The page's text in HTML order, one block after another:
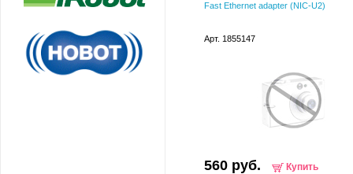
Fast Ethernet adapter (NIC-U2)
Арт. 1855147
560 руб. Купить